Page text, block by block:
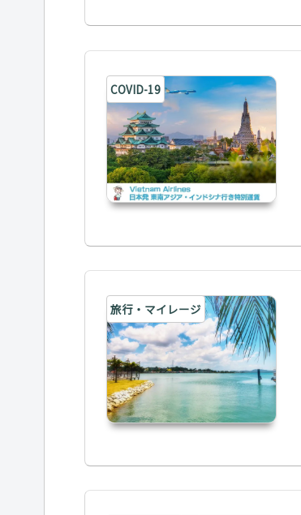
COVID-19
旅行・マイレージ